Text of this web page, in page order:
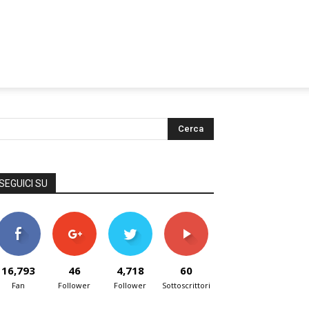
SU
16,793
Fan
46
Follower
4,718
Follower
60
Sottoscrittori